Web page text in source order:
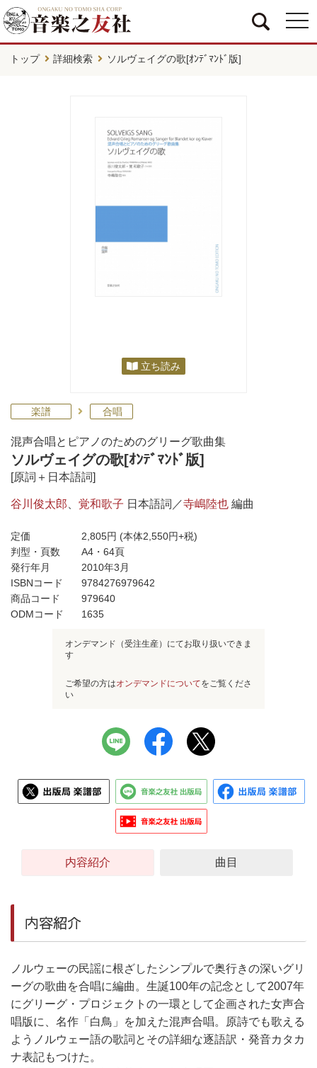
トップ 詳細検索 ソルヴェイグの歌[ｵﾝﾃﾞﾏﾝﾄﾞ版]
立ち読み
楽譜 合唱
混声合唱とピアノのためのグリーグ歌曲集
ソルヴェイグの歌[ｵﾝﾃﾞﾏﾝﾄﾞ版]
[原詞＋日本語詞]
谷川俊太郎 覚和歌子 日本語詞／寺嶋陸也 編曲
定価 2,805円 (本体2,550円+税)
判型・頁数
A4・64頁
発行年月
2010年3月
ISBNコード
9784276979642
商品コード
979640
ODMコード
1635
オンデマンド（受注生産）にてお取り扱いできま
す
ご希望の方はオンデマンドについてをご覧くださ
い
内容紹介 曲目
内容紹介
ノルウェーの民謡に根ざしたシンプルで奥行きの深いグリ
ーグの歌曲を合唱に編曲。生誕100年の記念として2007年
にグリーグ・プロジェクトの一環として企画された女声合
唱版に、名作「白鳥」を加えた混声合唱。原詩でも歌える
ようノルウェー語の歌詞とその詳細な逐語訳・発音カタカ
ナ表記もつけた。